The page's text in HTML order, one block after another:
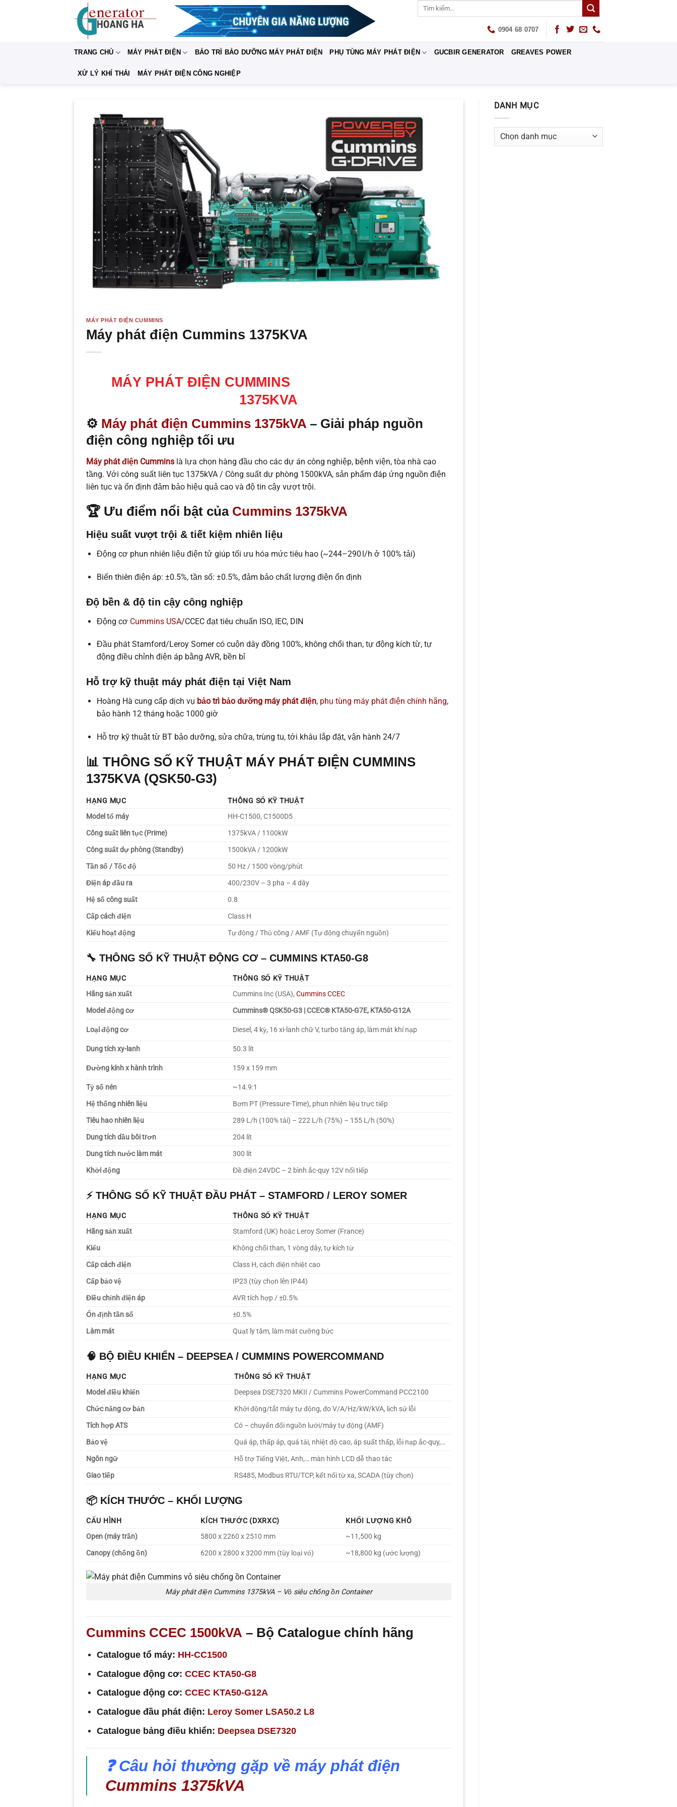
Tìm
0904 68 0707
TRANG CHỦ MÁY PHÁT ĐIỆN BẢO TRÌ BẢO DƯỠNG MÁY PHÁT ĐIỆN PHỤ TÙNG MÁY PHÁT ĐIỆN GUCBIR GENERATOR GREAVES POWER
XỬ LÝ KHÍ THẢI MÁY PHÁT ĐIỆN CÔNG NGHIỆP
MÁY PHÁT ĐIỆN CUMMINS
Máy phát điện Cummins 1375KVA
MÁY PHÁT ĐIỆN CUMMINS
1375KVA
⚙️ Máy phát điện Cummins 1375kVA – Giải pháp nguồn
điện công nghiệp tối ưu
Máy phát điện Cummins là lựa chọn hàng đầu cho các dự án công nghiệp, bệnh viện, tòa nhà cao
tầng. Với công suất liên tục 1375kVA / Công suất dự phòng 1500kVA, sản phẩm đáp ứng nguồn điện
liên tục và ổn định đảm bảo hiệu quả cao và độ tin cậy vượt trội.
🏆 Ưu điểm nổi bật của Cummins 1375kVA
Hiệu suất vượt trội & tiết kiệm nhiên liệu
Động cơ phun nhiên liệu điện tử giúp tối ưu hóa mức tiêu hao (~244–290 l/h ở 100% tải)
Biến thiên điện áp: ±0.5%, tần số: ±0.5%, đảm bảo chất lượng điện ổn định
Độ bền & độ tin cậy công nghiệp
Động cơ Cummins USA/CCEC đạt tiêu chuẩn ISO, IEC, DIN
Đầu phát Stamford/Leroy Somer có cuộn dây đồng 100%, không chổi than, tự động kích từ, tự
động điều chỉnh điện áp bằng AVR, bền bỉ
Hỗ trợ kỹ thuật máy phát điện tại Việt Nam
Hoàng Hà cung cấp dịch vụ bảo trì bảo dưỡng máy phát điện, phụ tùng máy phát điện chính hãng,
bảo hành 12 tháng hoặc 1000 giờ
Hỗ trợ kỹ thuật từ BT bảo dưỡng, sửa chữa, trùng tu, tới khâu lắp đặt, vận hành 24/7
📊 THÔNG SỐ KỸ THUẬT MÁY PHÁT ĐIỆN CUMMINS
1375KVA (QSK50-G3)
HẠNG MỤC
THÔNG SỐ KỸ THUẬT
Model tổ máy
HH-C1500, C1500D5
Công suất liên tục (Prime)
1375kVA / 1100kW
Công suất dự phòng (Standby)
1500kVA / 1200kW
Tần số / Tốc độ
50 Hz / 1500 vòng/phút
Điện áp đầu ra
400/230V – 3 pha – 4 dây
Hệ số công suất
0.8
Cấp cách điện
Class H
Kiểu hoạt động
Tự động / Thủ công / AMF (Tự động chuyển nguồn)
🔧 THÔNG SỐ KỸ THUẬT ĐỘNG CƠ – CUMMINS KTA50-G8
HẠNG MỤC
THÔNG SỐ KỸ THUẬT
Hãng sản xuất
Cummins Inc (USA),Cummins CCEC
Model động cơ
Cummins® QSK50-G3 | CCEC® KTA50-G7E, KTA50-G12A
Loại động cơ Diesel, 4 kỳ, 16 xi-lanh chữ V, turbo tăng áp, làm mát khí nạp
Dung tích xy-lanh 50.3 lít
Đường kính x hành trình 159 x 159 mm
Tỷ số nén
~14.9:1
Hệ thống nhiên liệu
Bơm PT (Pressure-Time), phun nhiên liệu trực tiếp
Tiêu hao nhiên liệu
289 L/h (100% tải) – 222 L/h (75%) – 155 L/h (50%)
Dung tích dầu bôi trơn
204 lít
Dung tích nước làm mát
300 lít
Khởi động
Đề điện 24VDC – 2 bình ắc-quy 12V nối tiếp
⚡ THÔNG SỐ KỸ THUẬT ĐẦU PHÁT – STAMFORD / LEROY SOMER
HẠNG MỤC
THÔNG SỐ KỸ THUẬT
Hãng sản xuất
Stamford (UK) hoặc Leroy Somer (France)
Kiểu
Không chổi than, 1 vòng dây, tự kích từ
Cấp cách điện
Class H, cách điện nhiệt cao
Cấp bảo vệ
IP23 (tùy chọn lên IP44)
Điều chỉnh điện áp
AVR tích hợp / ±0.5%
Ổn định tần số
±0.5%
Làm mát
Quạt ly tâm, làm mát cưỡng bức
🧠 BỘ ĐIỀU KHIỂN – DEEPSEA / CUMMINS POWERCOMMAND
HẠNG MỤC
THÔNG SỐ KỸ THUẬT
Model điều khiển
Deepsea DSE7320 MKII / Cummins PowerCommand PCC2100
Chức năng cơ bản
Khởi động/tắt máy tự động, đo V/A/Hz/kW/kVA, lịch sử lỗi
Tích hợp ATS
Có – chuyển đổi nguồn lưới/máy tự động (AMF)
Bảo vệ
Quá áp, thấp áp, quá tải, nhiệt độ cao, áp suất thấp, lỗi nạp ắc-quy,…
Ngôn ngữ
Hỗ trợ Tiếng Việt, Anh,… màn hình LCD dễ thao tác
Giao tiếp
RS485, Modbus RTU/TCP, kết nối từ xa, SCADA (tùy chọn)
📦 KÍCH THƯỚC – KHỐI LƯỢNG
CẤU HÌNH KÍCH THƯỚC (DXRXC)
KHỐI LƯỢNG KHÔ
Open (máy trần)
5800 x 2260 x 2510 mm
~11,500 kg
Canopy (chống ồn)
6200 x 2800 x 3200 mm (tùy loại vỏ) ~18,800 kg (ước lượng)
Máy phát điện Cummins 1375kVA – Vỏ siêu chống ồn Container
Cummins CCEC 1500kVA – Bộ Catalogue chính hãng
Catalogue tổ máy: HH-CC1500
Catalogue động cơ: CCEC KTA50-G8
Catalogue động cơ: CCEC KTA50-G12A
Catalogue đầu phát điện: Leroy Somer LSA50.2 L8
Catalogue bảng điều khiển: Deepsea DSE7320
❓ Câu hỏi thường gặp về máy phát điện
Cummins 1375kVA
DANH MỤC
Danh
mục